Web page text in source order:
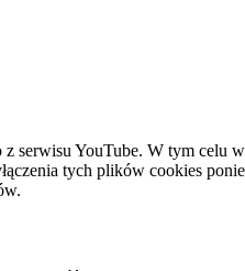
serwisu YouTube. W tym
tych plików cookies